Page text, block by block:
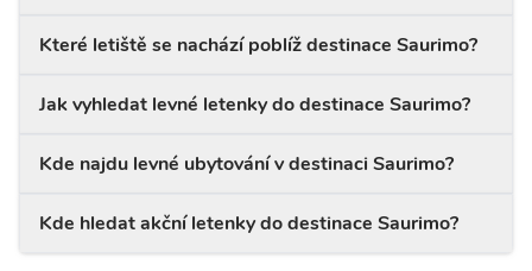
Které letiště se nachází poblíž destinace Saurimo?
Jak vyhledat levné letenky do destinace Saurimo?
Kde najdu levné ubytování v destinaci Saurimo?
Kde hledat akční letenky do destinace Saurimo?